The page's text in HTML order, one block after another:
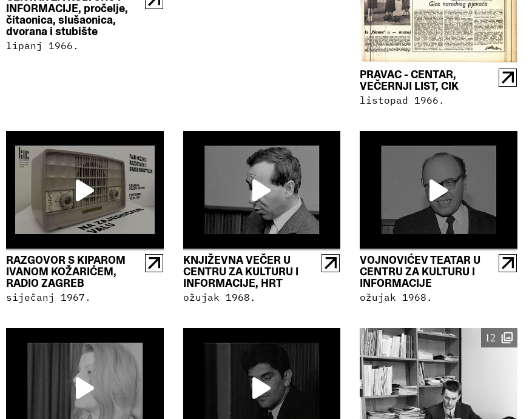
INFORMACIJE, pročelje,
čitaonica, slušaonica,
dvorana i stubište
lipanj 1966.
PRAVAC - CENTAR,
VEČERNJI LIST, CIK
listopad 1966.
RAZGOVOR S KIPAROM
IVANOM KOŽARIĆEM,
RADIO ZAGREB
siječanj 1967.
KNJIŽEVNA VEČER U
CENTRU ZA KULTURU I
INFORMACIJE, HRT
ožujak 1968.
VOJNOVIĆEV TEATAR U
CENTRU ZA KULTURU I
INFORMACIJE
ožujak 1968.
12